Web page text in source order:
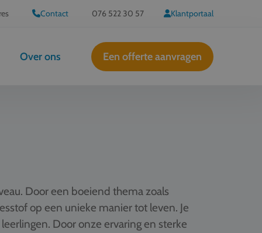
Contact 076 522 30 57 Klantportaal
Over ons Een offerte aanvragen
Door een boeiend thema zoals
op een unieke manier tot leven. Je
Door onze ervaring en sterke